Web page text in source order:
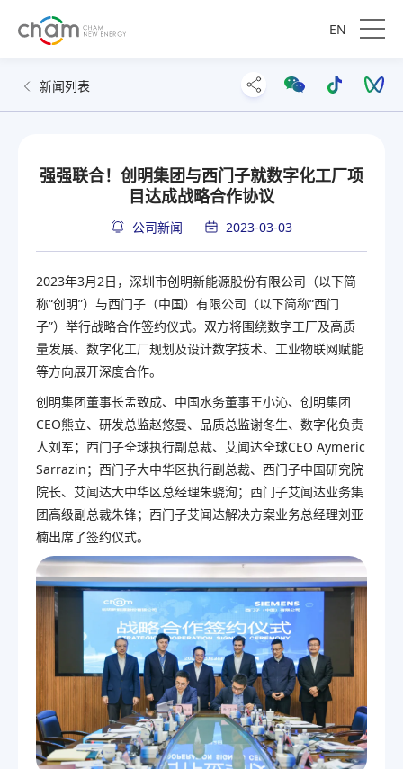
EN
新闻列表
强强联合！创明集团与西门子就数字化工厂项
目达成战略合作协议
公司新闻 2023-03-03
2023年3月2日，深圳市创明新能源股份有限公司（以下简
称“创明”）与西门子（中国）有限公司（以下简称“西门
子”）举行战略合作签约仪式。双方将围绕数字工厂及高质
量发展、数字化工厂规划及设计数字技术、工业物联网赋能
等方向展开深度合作。
创明集团董事长孟致成、中国水务董事王小沁、创明集团
CEO熊立、研发总监赵悠曼、品质总监谢冬生、数字化负责
人刘军；西门子全球执行副总裁、艾闻达全球CEO Aymeric
Sarrazin；西门子大中华区执行副总裁、西门子中国研究院
院长、艾闻达大中华区总经理朱骁洵；西门子艾闻达业务集
团高级副总裁朱锋；西门子艾闻达解决方案业务总经理刘亚
楠出席了签约仪式。